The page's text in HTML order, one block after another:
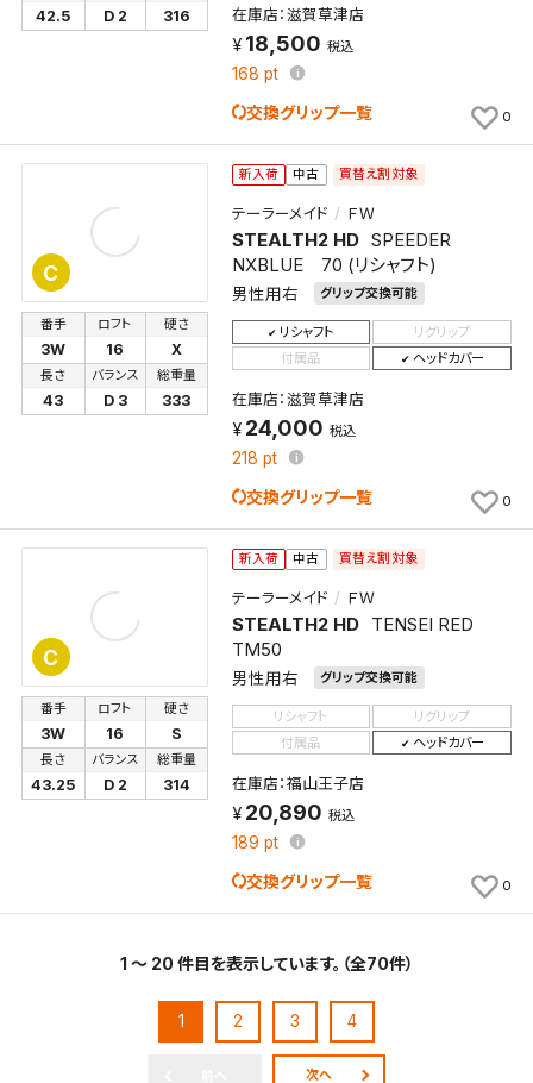
42.5 D 2 316 在庫店：滋賀草津店
18,500 税込
168 pt
交換グリップ一覧 0
C
新入荷 中古 買替え割対象
テーラーメイド ＦＷ
STEALTH2 HD SPEEDER
NXBLUE 70 (リシャフト)
男性用右 グリップ交換可能
番手
3W
ロフト
16
硬さ
X
長さ
43
バランス
D 3
総重量
333
リシャフト
リグリップ
付属品
ヘッドカバー
在庫店：滋賀草津店
24,000 税込
218 pt
交換グリップ一覧 0
C
新入荷 中古 買替え割対象
テーラーメイド ＦＷ
STEALTH2 HD
TENSEI RED
TM50
男性用右 グリップ交換可能
番手
3W
ロフト
16
硬さ
S
長さ
43.25
バランス
D 2
総重量
314
リシャフト
リグリップ
付属品
ヘッドカバー
在庫店：福山王子店
20,890 税込
189 pt
交換グリップ一覧 0
1 ～ 20 件目を表示しています。（全70件）
1 2 3 4
次へ